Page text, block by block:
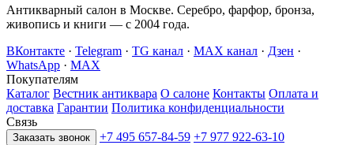
Антикварный салон в Москве. Серебро, фарфор, бронза,
живопись и книги — с 2004 года.
ВКонтакте · Telegram · TG канал · MAX канал · Дзен ·
WhatsApp · MAX
Покупателям
Каталог Вестник антиквара О салоне Контакты Оплата и
доставка Гарантии Политика конфиденциальности
Связь
Заказать звонок +7 495 657-84-59 +7 977 922-63-10